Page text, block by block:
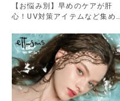
【お悩み別】早めのケアが肝
心！UV対策アイテムなど集めま